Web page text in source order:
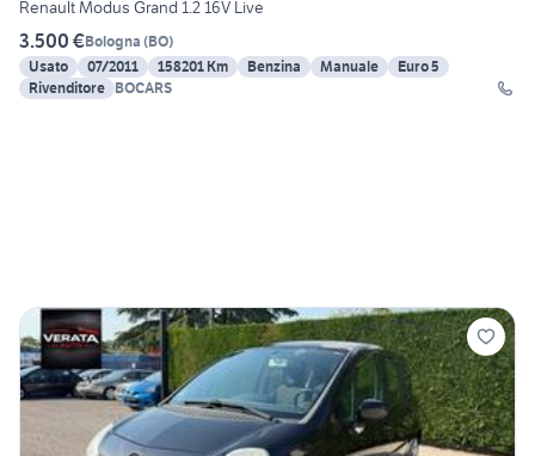
Renault Modus Grand 1.2 16V Live
3.500 €Bologna (BO)
Usato
07/2011 158201 Km Benzina Manuale
Euro 5
Rivenditore BOCARS